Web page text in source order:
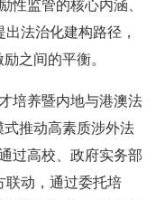
性监管的核心内涵、
法治化建构路径，
之间的平衡。
培养暨内地与港澳法
式推动高素质涉外法
过高校、政府实务部
联动，通过委托培